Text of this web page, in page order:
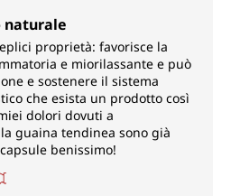
5 su 5 stelle
proprietà: favorisce la
e miorilassante e può
e sostenere il sistema
che esista un prodotto così
dolori dovuti a
guaina tendinea sono già
benissimo!